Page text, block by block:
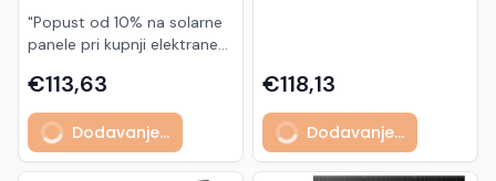
"Popust od 10% na solarne
panele pri kupnji elektrane
Model TSM-455NEG9R.28
predstavlja napredni
glass/glass N-type solarni
modul s visokom
učinkovitošću, dugim
€113,63
Dodavanje...
500 W iz Neostar 2S serije,
baziran na naprednoj N-
type ABC (All Back Contact)
tehnologiji. Ovaj panel je
namijenjen za moderne
€118,13
Dodavanje...